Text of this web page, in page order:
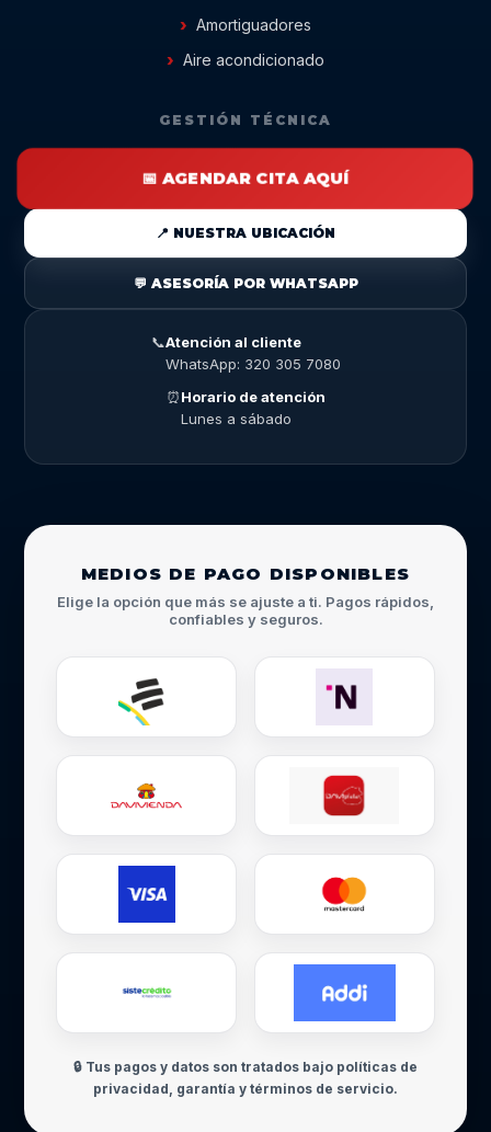
Amortiguadores
Aire acondicionado
GESTIÓN TÉCNICA
📅 AGENDAR CITA AQUÍ
📍 NUESTRA UBICACIÓN
💬 ASESORÍA POR WHATSAPP
📞Atención al cliente
WhatsApp: 320 305 7080
⏰Horario de atención
Lunes a sábado
MEDIOS DE PAGO DISPONIBLES
Elige la opción que más se ajuste a ti. Pagos rápidos,
confiables y seguros.
🔒 Tus pagos y datos son tratados bajo políticas de
privacidad, garantía y términos de servicio.